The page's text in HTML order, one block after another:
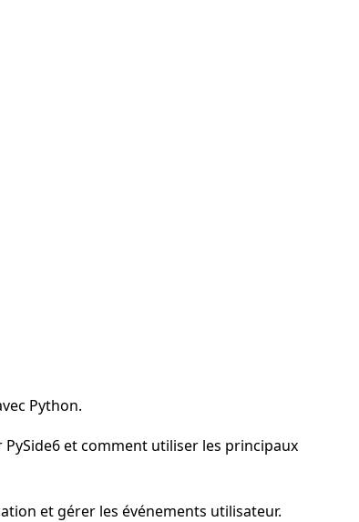
Python.
et comment utiliser les principaux
et gérer les événements utilisateur.